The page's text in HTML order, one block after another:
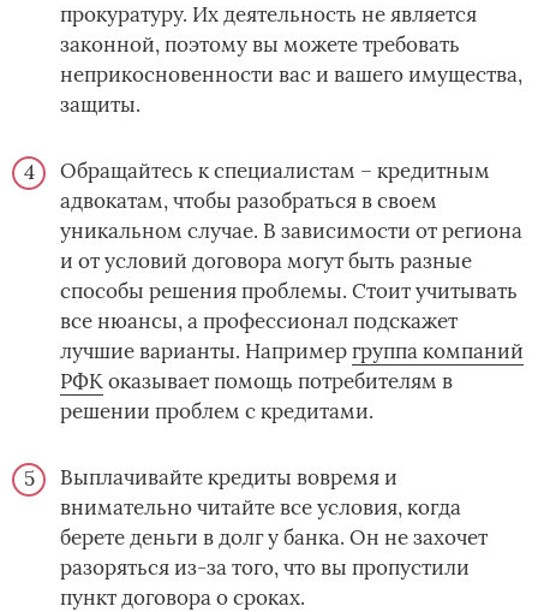
прокуратуру. Их деятельность не является
законной, поэтому вы можете требовать
неприкосновенности вас и вашего имущества,
защиты.
Обращайтесь к специалистам – кредитным
адвокатам, чтобы разобраться в своем
уникальном случае. В зависимости от региона
и от условий договора могут быть разные
способы решения проблемы. Стоит учитывать
все нюансы, а профессионал подскажет
лучшие варианты. Напримергруппа компаний
РФК­ оказывает помощь потребителям в
решении проблем с кредитами.
Выплачивайте кредиты вовремя и
внимательно читайте все условия, когда
берете деньги в долг у банка. Он не захочет
разоряться из-за того, что вы пропустили
пункт договора о сроках.